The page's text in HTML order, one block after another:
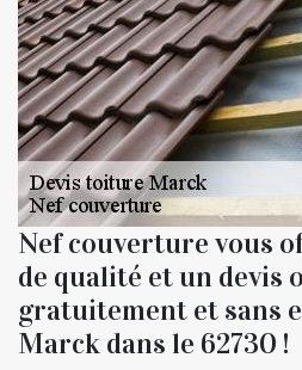
Nef couverture vous
de qualité et un devis
gratuitement et sans
Marck dans le 62730 !